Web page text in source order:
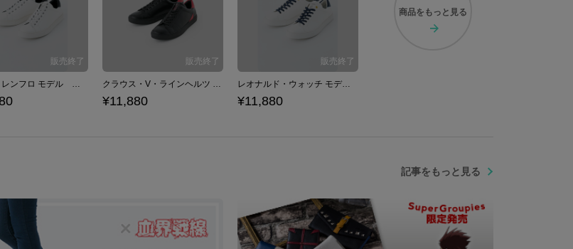
ザップ・レンフロ モデル スニーカー シューズ 血界戦線 & BEYOND クラウス・V・ラインヘルツ モデル スニーカー シューズ 血界戦線 & BEYOND
¥11,880
レオナルド・ウォッチ モデル スニーカー シューズ 血界戦線 & BEYOND
¥11,880
商品を もっと見る
記事をもっと見る